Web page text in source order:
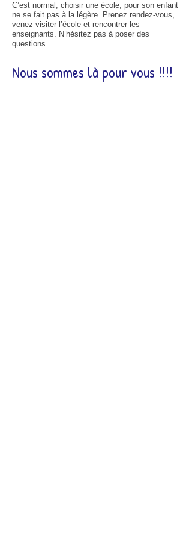
C’est normal, choisir une école, pour son enfant
ne se fait pas à la légère. Prenez rendez-vous,
venez visiter l’école et rencontrer les
enseignants. N’hésitez pas à poser des
questions.
Nous sommes là pour vous !!!!